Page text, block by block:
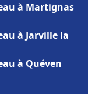
à Martignas
à Jarville la
à Quéven